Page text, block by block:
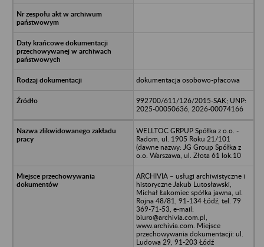
dokumentacja osobowo-płacowa
992700/611/126/2015-SAK; UNP:
2025-00050636, 2026-00074166
WELLTOC GRPUP Spółka z o.o. -
Radom, ul. 1905 Roku 21/101
(dawne nazwy: JG Group Spółka z
o.o. Warszawa, ul. Złota 61 lok.10
ARCHIVIA – usługi archiwistyczne i
historyczne Jakub Lutosławski,
Michał Łakomiec spółka jawna, ul.
Rojna 48/81, 91-134 Łódź, tel. 79
369-71-53, e-mail:
biuro@archivia.com.pl,
www.archivia.com. Miejsce
przechowywania dokumentacji: ul.
Ludowa 29, 91-203 Łódź